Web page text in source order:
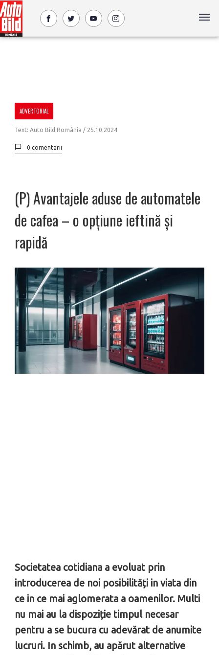
ADVERTORIAL
Text: Auto Bild România / 25.10.2024
0 comentarii
(P) Avantajele aduse de automatele
de cafea – o opțiune ieftină și
rapidă
Societatea cotidiana a evoluat prin
introducerea de noi posibilități in viata din
ce in ce mai aglomerata a oamenilor. Multi
nu mai au la dispoziție timpul necesar
pentru a se bucura cu adevărat de anumite
lucruri. In schimb, au apărut alternative